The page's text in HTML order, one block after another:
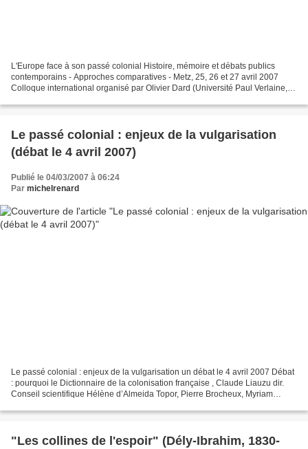
L'Europe face à son passé colonial Histoire, mémoire et débats publics
contemporains - Approches comparatives - Metz, 25, 26 et 27 avril 2007
Colloque international organisé par Olivier Dard (Université Paul Verlaine,
Le passé colonial : enjeux de la vulgarisation
(débat le 4 avril 2007)
Publié le 04/03/2007 à 06:24
Par michelrenard
Le passé colonial : enjeux de la vulgarisation un débat le 4 avril 2007 Débat
: pourquoi le Dictionnaire de la colonisation française , Claude Liauzu dir.
Conseil scientifique Hélène d’Almeida Topor, Pierre Brocheux, Myriam
"Les collines de l'espoir" (Dély-Ibrahim, 1830-